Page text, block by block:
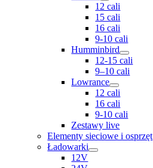
12 cali
15 cali
16 cali
9-10 cali
Humminbird
12-15 cali
9–10 cali
Lowrance
12 cali
16 cali
9-10 cali
Zestawy live
Elementy sieciowe i osprzęt
Ładowarki
12V